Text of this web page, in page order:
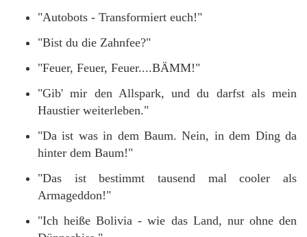
"Autobots - Transformiert euch!"
"Bist du die Zahnfee?"
"Feuer, Feuer, Feuer....BÄMM!"
"Gib' mir den Allspark, und du darfst als mein
Haustier weiterleben."
"Da ist was in dem Baum. Nein, in dem Ding da
hinter dem Baum!"
"Das ist bestimmt tausend mal cooler als
Armageddon!"
"Ich heiße Bolivia - wie das Land, nur ohne den